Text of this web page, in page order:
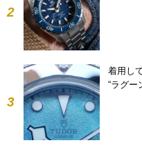
2
3
着用し
“ラグー